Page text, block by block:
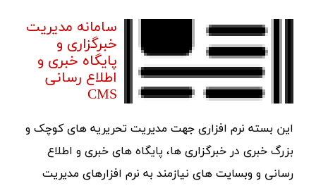
سامانه مدیریت
خبرگزاری و
پایگاه خبری و
اطلاع رسانی
CMS
این بسته نرم افزاری جهت مدیریت تحریریه های کوچک و
بزرگ خبری در خبرگزاری ها، پایگاه های خبری و اطلاع
رسانی و وبسایت های نیازمند به نرم افزارهای مدیریت